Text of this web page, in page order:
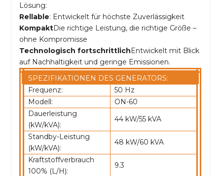
Lösung:
Rellable: Entwickelt für höchste Zuverlässigkeit
KompaktDie richtige Leistung, die richtige Größe –
ohne Kompromisse
Technologisch fortschrittlichEntwickelt mit Blick
auf Nachhaltigkeit und geringe Emissionen.
SPEZIFIKATIONEN DES GENERATORS:
Frequenz:
50 Hz
Modell:
ON-60
Dauerleistung
(kW/kVA):
44 kW/55 kVA
Standby-Leistung
(kW/kVA):
48 kW/60 kVA
Kraftstoffverbrauch
100% (L/H):
9.3